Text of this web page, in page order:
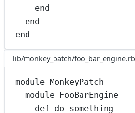
end
end
end
lib/monkey_patch/foo_bar_engine.rb
module MonkeyPatch
module FooBarEngine
def do_something